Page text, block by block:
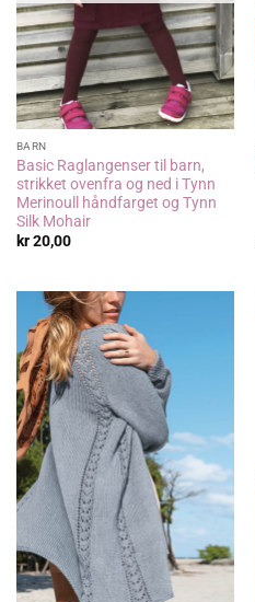
BARN
Basic Raglangenser til barn,
strikket ovenfra og ned i Tynn
Merinoull håndfarget og Tynn
Silk Mohair
kr20,00